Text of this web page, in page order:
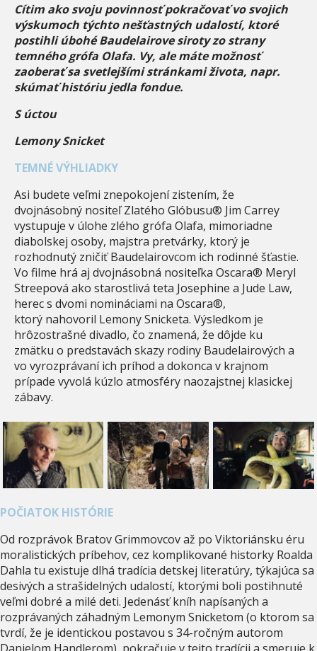
Cítim ako svoju povinnosť pokračovať vo svojich
výskumoch týchto nešťastných udalostí, ktoré
postihli úbohé Baudelairove siroty zo strany
temného grófa Olafa. Vy, ale máte možnosť
zaoberať sa svetlejšími stránkami života, napr.
skúmať históriu jedla fondue.
S úctou
Lemony Snicket
TEMNÉ VÝHLIADKY
Asi budete veľmi znepokojení zistením, že
dvojnásobný nositeľ Zlatého Glóbusu® Jim Carrey
vystupuje v úlohe zlého grófa Olafa, mimoriadne
diabolskej osoby, majstra pretvárky, ktorý je
rozhodnutý zničiť Baudelairovcom ich rodinné šťastie.
Vo filme hrá aj dvojnásobná nositeľka Oscara® Meryl
Streepová ako starostlivá teta Josephine a Jude Law,
herec s dvomi nomináciami na Oscara®,
ktorý nahovoril Lemony Snicketa. Výsledkom je
hrôzostrašné divadlo, čo znamená, že dôjde ku
zmätku o predstavách skazy rodiny Baudelairových a
vo vyrozprávaní ich príhod a dokonca v krajnom
prípade vyvolá kúzlo atmosféry naozajstnej klasickej
zábavy.
POČIATOK HISTÓRIE
Od rozprávok Bratov Grimmovcov až po Viktoriánsku éru
moralistických príbehov, cez komplikované historky Roalda
Dahla tu existuje dlhá tradícia detskej literatúry, týkajúca sa
desivých a strašidelných udalostí, ktorými boli postihnuté
veľmi dobré a milé deti. Jedenásť kníh napísaných a
rozprávaných záhadným Lemonym Snicketom (o ktorom sa
tvrdí, že je identickou postavou s 34-ročným autorom
Danielom Handlerom), pokračuje v tejto tradícii a smeruje k